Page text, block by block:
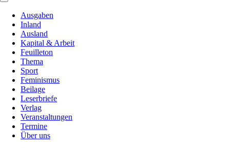
Ausgaben
Inland
Ausland
Kapital & Arbeit
Feuilleton
Thema
Sport
Feminismus
Beilage
Leserbriefe
Verlag
Veranstaltungen
Termine
Über uns